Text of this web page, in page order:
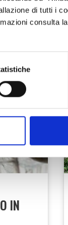
di tutti i
consulta
e a
delle valli
e ci si può
San Michele
e
il
il modo di
agricole
IN